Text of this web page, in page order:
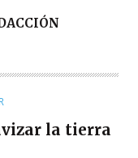
la tierra